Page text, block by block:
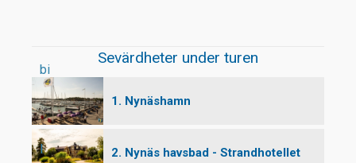
bi
l
Sevärdheter under turen
1. Nynäshamn
2. Nynäs havsbad - Strandhotellet